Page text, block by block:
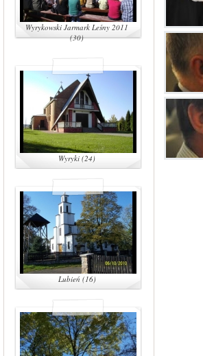
Wyrykowski Jarmark Leśny 2011
(30)
Wyryki (24)
Lubień (16)